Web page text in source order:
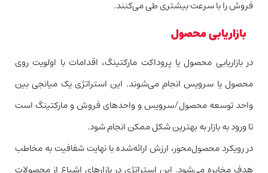
فروش را با سرعت بیشتری طی می‌کنند.
بازاریابی محصول
در بازاریابی محصول یا پروداکت مارکتینگ، اقدامات با اولویت روی
محصول یا سرویس انجام می‌شوند. این استراتژی یک میانجی بین
واحد توسعه محصول/سرویس و واحدهای فروش و مارکتینگ است
تا ورود به بازار به بهترین شکل ممکن انجام شود.
در رویکرد محصول‌محور، ارزش ارائه‌شده با نهایت شفافیت به مخاطب
هدف مخابره می‌شود. این استراتژی در بازارهای اشباع از محصولات